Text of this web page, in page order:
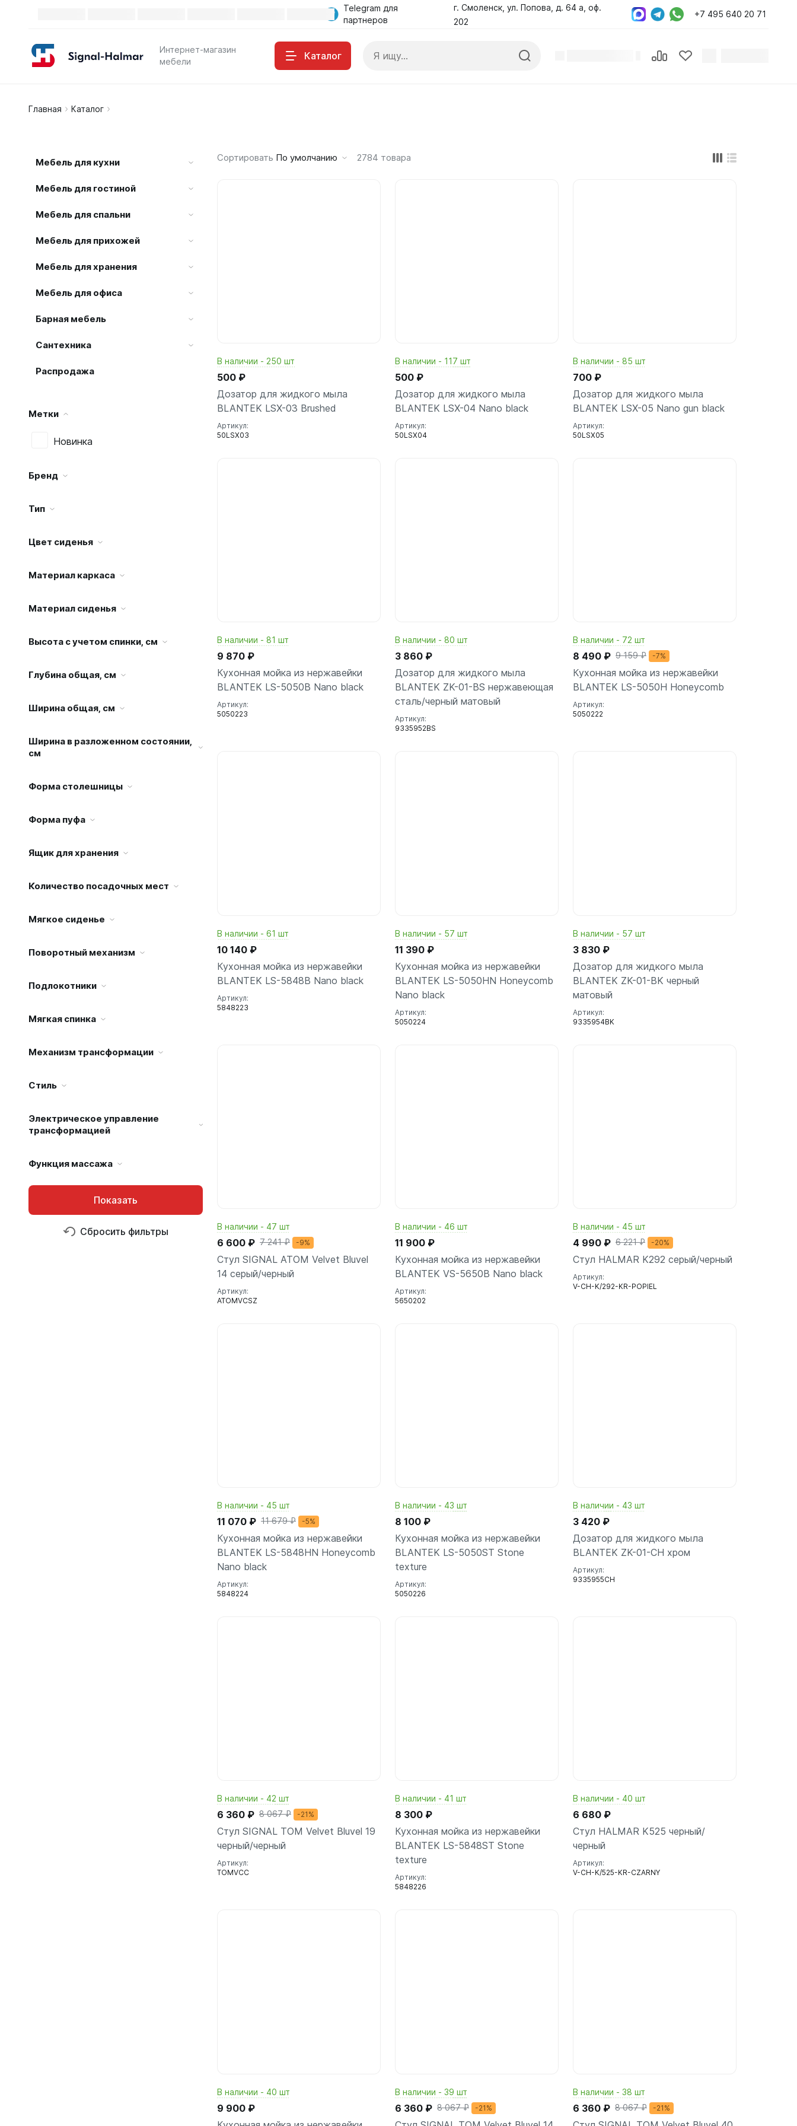
Telegram для
партнеров
г. Смоленск, ул. Попова, д. 64 а, оф.
202
+7 495 640 20 71
Интернет-магазин
мебели
Каталог
Главная Каталог
Мебель для кухни
Мебель для гостиной
Мебель для спальни
Мебель для прихожей
Мебель для хранения
Мебель для офиса
Барная мебель
Сантехника
Распродажа
Метки
Новинка
Бренд
Тип
Цвет сиденья
Материал каркаса
Материал сиденья
Высота с учетом спинки, см
Глубина общая, см
Ширина общая, см
Ширина в разложенном состоянии,
см
Форма столешницы
Форма пуфа
Ящик для хранения
Количество посадочных мест
Мягкое сиденье
Поворотный механизм
Подлокотники
Мягкая спинка
Механизм трансформации
Стиль
Электрическое управление
трансформацией
Функция массажа
Показать
Сбросить фильтры
Сортировать По умолчанию 2784 товара
В наличии - 250 шт
500 ₽
Дозатор для жидкого мыла
BLANTEK LSX-03 Brushed
Артикул:
50LSX03
В наличии - 117 шт
500 ₽
Дозатор для жидкого мыла
BLANTEK LSX-04 Nano black
Артикул:
50LSX04
В наличии - 85 шт
700 ₽
Дозатор для жидкого мыла
BLANTEK LSX-05 Nano gun black
Артикул:
50LSX05
В наличии - 81 шт
9 870 ₽
Кухонная мойка из нержавейки
BLANTEK LS-5050B Nano black
Артикул:
5050223
В наличии - 80 шт
3 860 ₽
Дозатор для жидкого мыла
BLANTEK ZK-01-BS нержавеющая
сталь/черный матовый
Артикул:
9335952BS
В наличии - 72 шт
8 490 ₽ 9 159 ₽ -7%
Кухонная мойка из нержавейки
BLANTEK LS-5050H Honeycomb
Артикул:
5050222
В наличии - 61 шт
10 140 ₽
Кухонная мойка из нержавейки
BLANTEK LS-5848B Nano black
Артикул:
5848223
В наличии - 57 шт
11 390 ₽
Кухонная мойка из нержавейки
BLANTEK LS-5050HN Honeycomb
Nano black
Артикул:
5050224
В наличии - 57 шт
3 830 ₽
Дозатор для жидкого мыла
BLANTEK ZK-01-BK черный
матовый
Артикул:
9335954BK
В наличии - 47 шт
6 600 ₽ 7 241 ₽ -9%
Стул SIGNAL ATOM Velvet Bluvel
14 серый/черный
Артикул:
ATOMVCSZ
В наличии - 46 шт
11 900 ₽
Кухонная мойка из нержавейки
BLANTEK VS-5650B Nano black
Артикул:
5650202
В наличии - 45 шт
4 990 ₽ 6 221 ₽ -20%
Стул HALMAR K292 серый/черный
Артикул:
V-CH-K/292-KR-POPIEL
В наличии - 45 шт
11 070 ₽ 11 679 ₽ -5%
Кухонная мойка из нержавейки
BLANTEK LS-5848HN Honeycomb
Nano black
Артикул:
5848224
В наличии - 43 шт
8 100 ₽
Кухонная мойка из нержавейки
BLANTEK LS-5050ST Stone
texture
Артикул:
5050226
В наличии - 43 шт
3 420 ₽
Дозатор для жидкого мыла
BLANTEK ZK-01-CH хром
Артикул:
9335955CH
В наличии - 42 шт
6 360 ₽ 8 067 ₽ -21%
Стул SIGNAL TOM Velvet Bluvel 19
черный/черный
Артикул:
TOMVCC
В наличии - 41 шт
8 300 ₽
Кухонная мойка из нержавейки
BLANTEK LS-5848ST Stone
texture
Артикул:
5848226
В наличии - 40 шт
6 680 ₽
Стул HALMAR K525 черный/
черный
Артикул:
V-CH-K/525-KR-CZARNY
В наличии - 40 шт
9 900 ₽
В наличии - 39 шт
6 360 ₽ 8 067 ₽ -21%
В наличии - 38 шт
6 360 ₽ 8 067 ₽ -21%